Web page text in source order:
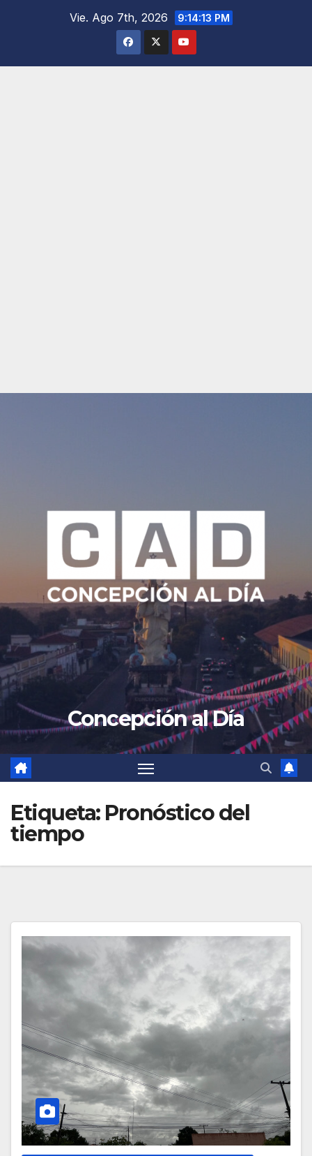
Vie. Ago 7th, 2026 9:14:14 PM
Concepción al Día
Etiqueta: Pronóstico del
tiempo